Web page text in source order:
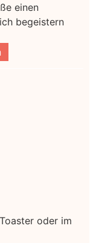
einen
begeistern
oder im